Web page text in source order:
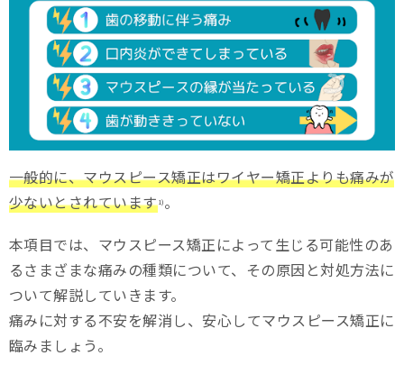
マウスピース矯正の痛みへの対処法は？
痛み止めを服用する
歯茎や筋肉をマッサージする
食事内容を食べやすいもの中心にする
虫歯や歯周病を治療する
マウスピース矯正中の注意点は？痛みを引き起こさないため
のポイント
マウスピースを頻繁に外さない
市販の痛み止めを繰り返し服用しない
一般的に、マウスピース矯正はワイヤー矯正よりも痛みが
少ないとされています1) 。
本項目では、マウスピース矯正によって生じる可能性のあ
るさまざまな痛みの種類について、その原因と対処方法に
ついて解説していきます。
痛みに対する不安を解消し、安心してマウスピース矯正に
臨みましょう。